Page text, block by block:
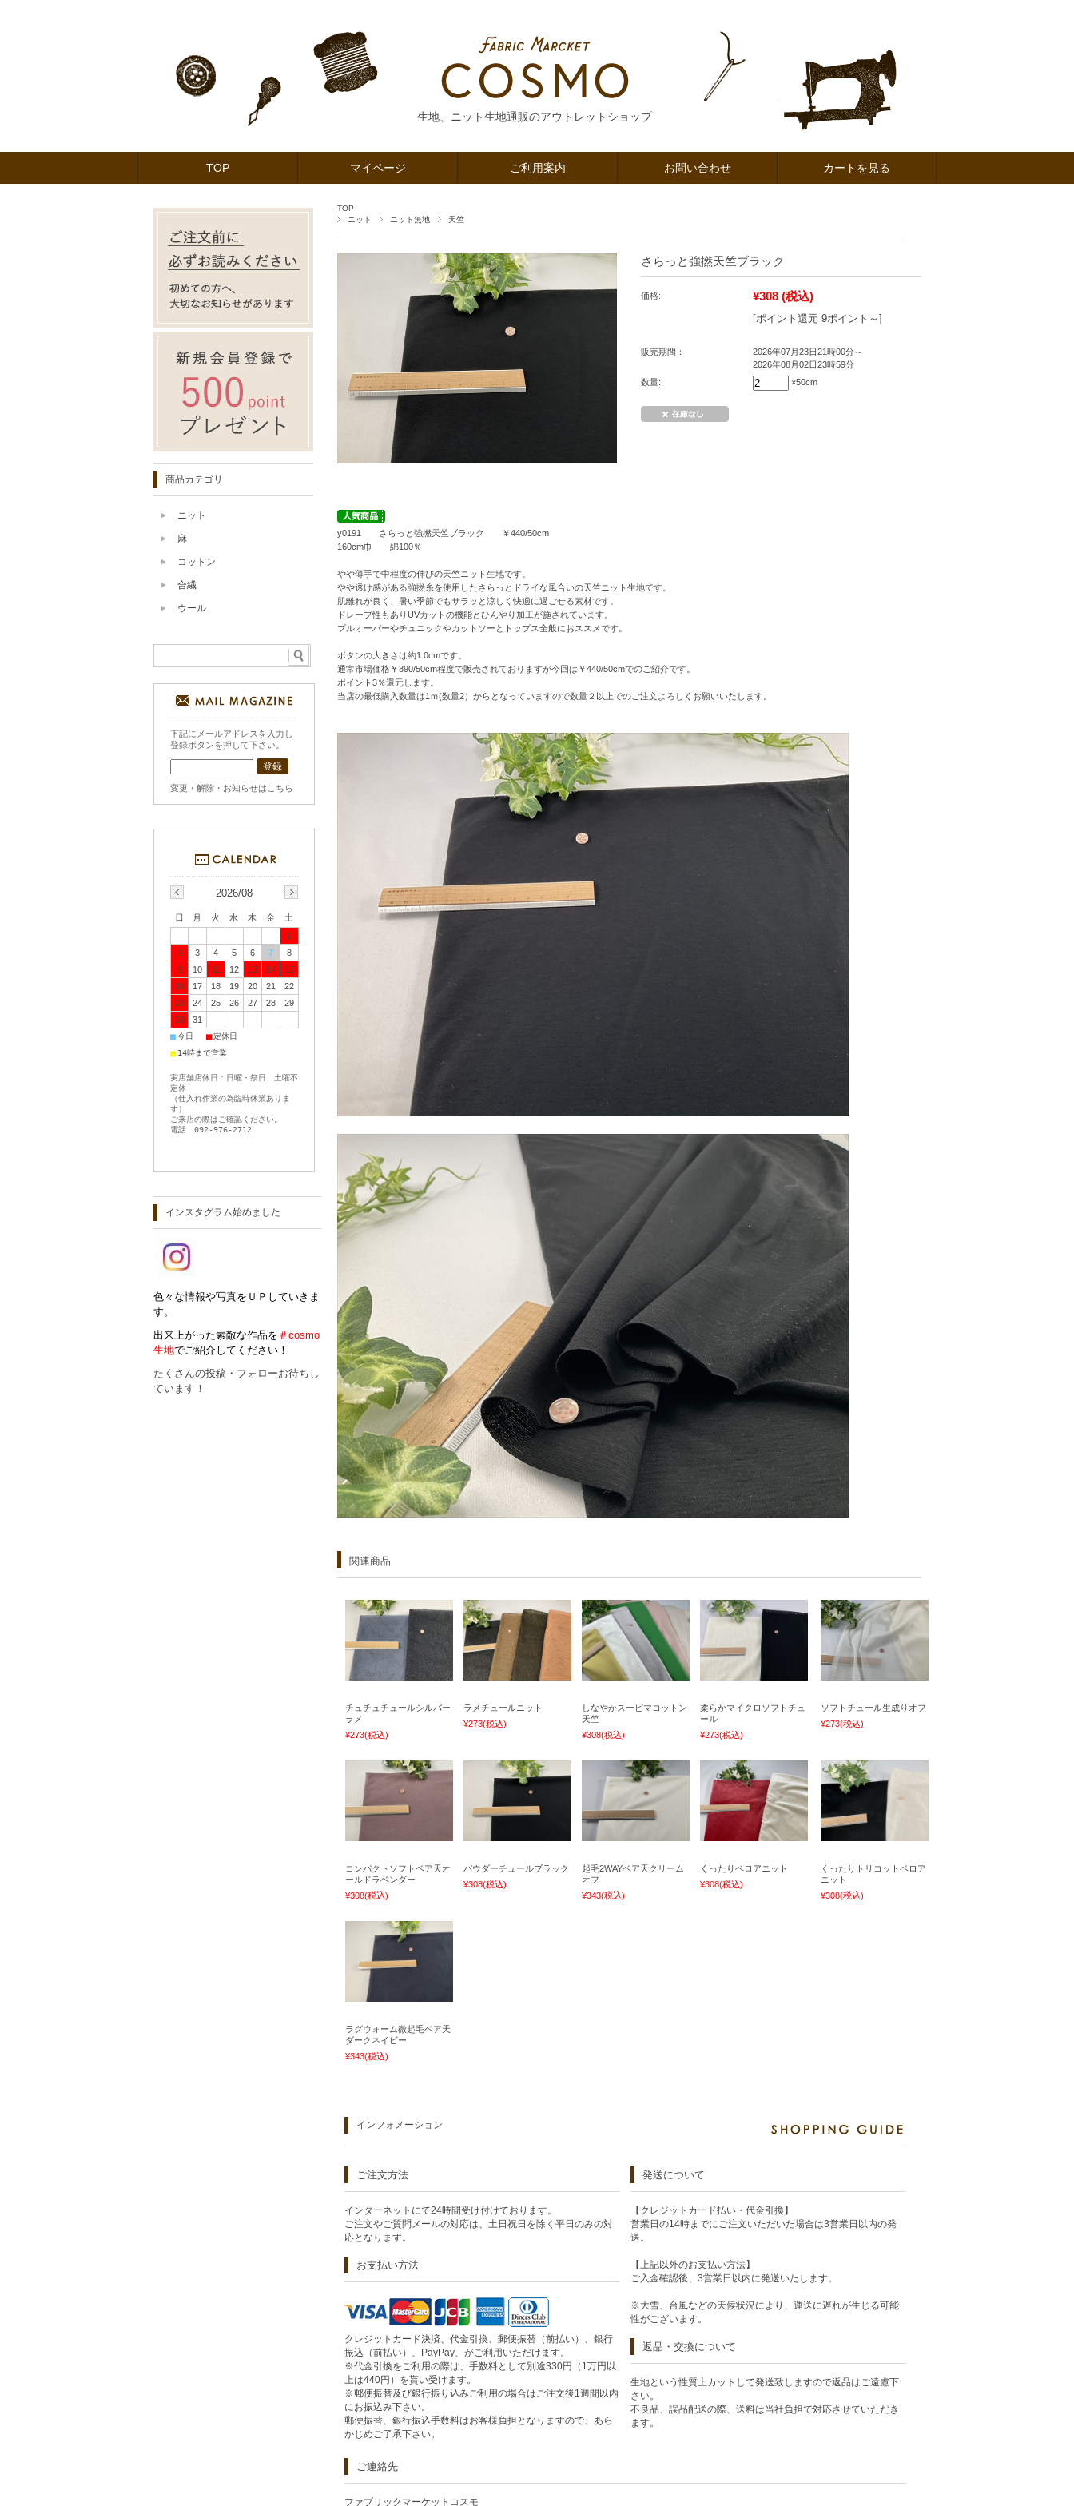
生地、ニット生地通販のアウトレットショップ
TOP マイページ ご利用案内 お問い合わせ カートを見る
TOP
ニット
ニット無地 天竺
さらっと強撚天竺ブラック
価格: ¥308 (税込)
[ポイント還元 9ポイント～]
販売期間：
2026年07月23日21時00分～
2026年08月02日23時59分
数量:
×50cm
y0191 さらっと強撚天竺ブラック ￥440/50cm
160cm巾 綿100％
やや薄手で中程度の伸びの天竺ニット生地です。
やや透け感がある強撚糸を使用したさらっとドライな風合いの天竺ニット生地です。
肌離れが良く、暑い季節でもサラッと涼しく快適に過ごせる素材です。
ドレープ性もありUVカットの機能とひんやり加工が施されています。
プルオーバーやチュニックやカットソーとトップス全般におススメです。
ボタンの大きさは約1.0cmです。
通常市場価格￥890/50cm程度で販売されておりますが今回は￥440/50cmでのご紹介です。
ポイント3％還元します。
当店の最低購入数量は1ｍ(数量2）からとなっていますので数量２以上でのご注文よろしくお願いいたします。
関連商品
チュチュチュールシルバー
ラメ
¥273(税込)
ラメチュールニット
¥273(税込)
しなやかスーピマコットン
天竺
¥308(税込)
柔らかマイクロソフトチュ
ール
¥273(税込)
ソフトチュール生成りオフ
¥273(税込)
コンパクトソフトベア天オ
ールドラベンダー
¥308(税込)
パウダーチュールブラック
¥308(税込)
起毛2WAYベア天クリーム
オフ
¥343(税込)
くったりベロアニット
¥308(税込)
くったりトリコットベロア
ニット
¥308(税込)
ラグウォーム微起毛ベア天
ダークネイビー
¥343(税込)
インフォメーション
ご注文方法
インターネットにて24時間受け付けております。
ご注文やご質問メールの対応は、土日祝日を除く平日のみの対
応となります。
お支払い方法
クレジットカード決済、代金引換、郵便振替（前払い）、銀行
振込（前払い）、PayPay、がご利用いただけます。
※代金引換をご利用の際は、手数料として別途330円（1万円以
上は440円）を貰い受けます。
※郵便振替及び銀行振り込みご利用の場合はご注文後1週間以内
にお振込み下さい。
郵便振替、銀行振込手数料はお客様負担となりますので、あら
かじめご了承下さい。
発送について
【クレジットカード払い・代金引換】
営業日の14時までにご注文いただいた場合は3営業日以内の発
送。
【上記以外のお支払い方法】
ご入金確認後、3営業日以内に発送いたします。
※大雪、台風などの天候状況により、運送に遅れが生じる可能
性がございます。
返品・交換について
生地という性質上カットして発送致しますので返品はご遠慮下
さい。
不良品、誤品配送の際、送料は当社負担で対応させていただき
ます。
ご連絡先
ファブリックマーケットコスモ
商品カテゴリ
ニット
麻
コットン
合繊
ウール
下記にメールアドレスを入力し
登録ボタンを押して下さい。
変更・解除・お知らせはこちら
2026/08
日 月 火 水 木 金
土
1
2
3 4 5 6 7
8
9
10 11 12 13 14
15
16
17 18 19 20 21
22
23
24 25 26 27 28
29
30
31
■今日 ■定休日
■ 14時まで営業
実店舗店休日：日曜・祭日、土曜不
定休
（仕入れ作業の為臨時休業ありま
す）
ご来店の際はご確認ください。
電話 092-976-2712
インスタグラム始めました
色々な情報や写真をＵＰしていきま
す。
出来上がった素敵な作品を ＃cosmo
生地でご紹介してください！
たくさんの投稿・フォローお待ちし
ています！